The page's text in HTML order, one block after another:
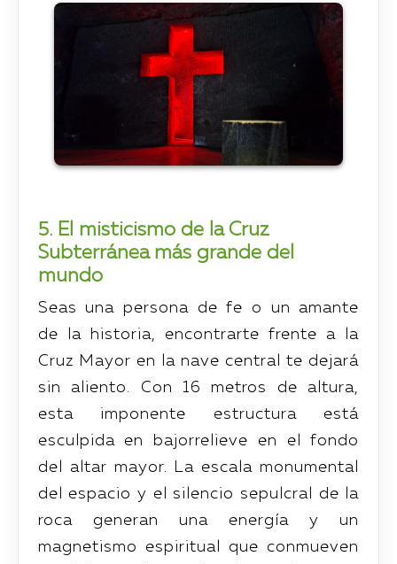
5. El misticismo de la Cruz
Subterránea más grande del
mundo
Seas una persona de fe o un amante
de la historia, encontrarte frente a la
Cruz Mayor en la nave central te dejará
sin aliento. Con 16 metros de altura,
esta imponente estructura está
esculpida en bajorrelieve en el fondo
del altar mayor. La escala monumental
del espacio y el silencio sepulcral de la
roca generan una energía y un
magnetismo espiritual que conmueven